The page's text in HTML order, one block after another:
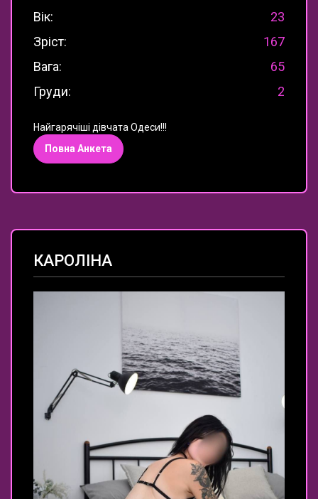
Вік:
23
Зріст:
167
Вага:
65
Груди:
2
Найгарячіші дівчата Одеси!!!
Повна Анкета
КАРОЛІНА